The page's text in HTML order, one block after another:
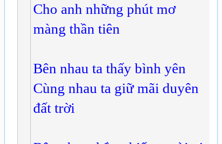
Cho anh những phút mơ
màng thần tiên
Bên nhau ta thấy bình yên
Cùng nhau ta giữ mãi duyên
đất trời